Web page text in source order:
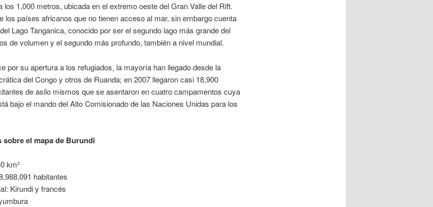
los 1,000 metros, ubicada en el extremo oeste del Gran Valle del Rift.
los países africanos que no tienen acceso al mar, sin embargo cuenta
Lago Tanganica, conocido por ser el segundo lago más grande del
de volumen y el segundo más profundo, también a nivel mundial.
por su apertura a los refugiados, la mayoría han llegado desde la
del Congo y otros de Ruanda; en 2007 llegaron casi 18,900
de asilo mismos que se asentaron en cuatro campamentos cuya
bajo el mando del Alto Comisionado de las Naciones Unidas para los
sobre el mapa de Burundi
km²
habitantes
Kirundi y francés